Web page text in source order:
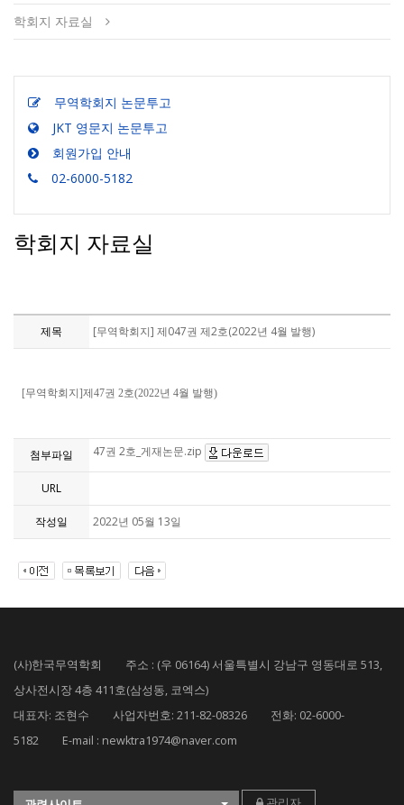
학회지 자료실
무역학회지 논문투고
JKT 영문지 논문투고
회원가입 안내
02-6000-5182
학회지 자료실
제목 [무역학회지] 제047권 제2호(2022년 4월 발행)
[무역학회지]제47권 2호(2022년 4월 발행)
첨부파일 47권 2호_게재논문.zip
URL
작성일 2022년 05월 13일
(사)한국무역학회 주소 : (우 06164) 서울특별시 강남구 영동대로 513,
상사전시장 4층 411호(삼성동, 코엑스)
대표자: 조현수 사업자번호: 211-82-08326 전화: 02-6000-
5182 E-mail : newktra1974@naver.com